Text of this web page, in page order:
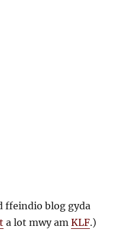
ffeindio blog gyda
a lot mwy amKLF.)